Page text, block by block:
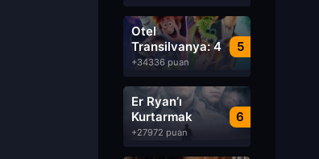
5
Otel
Transilvanya: 4
Transformanya
izle
+34336 puan
6
Er Ryan’ı
Kurtarmak
Saving Private
Ryan Türkçe
+27972 puan